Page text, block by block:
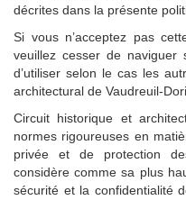
décrites dans la présente
Si vous n’acceptez pas
veuillez cesser de naviguer
d’utiliser selon le cas les
architectural de Vaudreuil-
Circuit historique et
normes rigoureuses en
privée et de protection
considère comme sa plus
sécurité et la confidentialité